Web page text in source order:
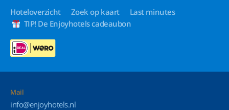
Hoteloverzicht Zoek op kaart
Last minutes
TIP! De Enjoyhotels cadeaubon
Mail
info@enjoyhotels.nl